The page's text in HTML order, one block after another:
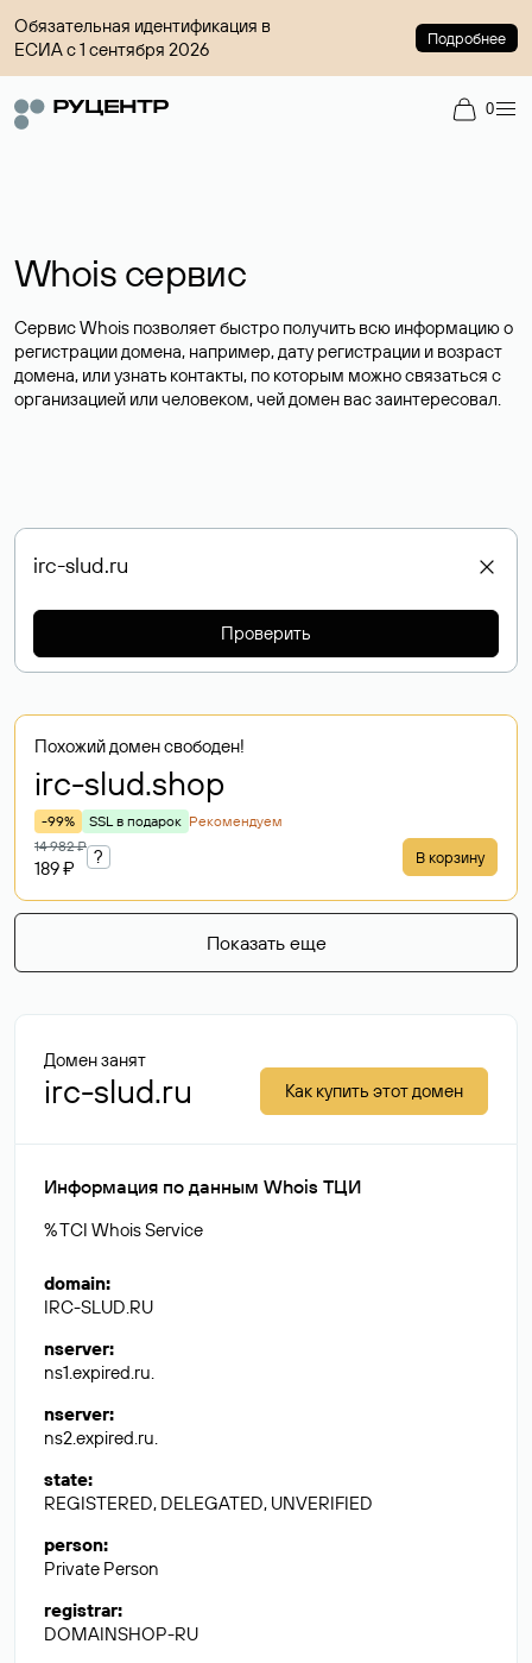
Обязательная идентификация в
ЕСИА с 1 сентября 2026
Подробнее
0
Whois сервис
Сервис Whois позволяет быстро получить всю информацию о
регистрации домена, например, дату регистрации и возраст
домена, или узнать контакты, по которым можно связаться с
организацией или человеком, чей домен вас заинтересовал.
Проверить
Похожий домен свободен!
irc-slud.shop
-99% SSL в подарок Рекомендуем
14 982 ₽
189 ₽
? В корзину
Показать еще
Домен занят
irc-slud.ru Как купить этот домен
Информация по данным Whois ТЦИ
% TCI Whois Service
domain:
IRC-SLUD.RU
nserver:
ns1.expired.ru.
nserver:
ns2.expired.ru.
state:
REGISTERED, DELEGATED, UNVERIFIED
person:
Private Person
registrar:
DOMAINSHOP-RU